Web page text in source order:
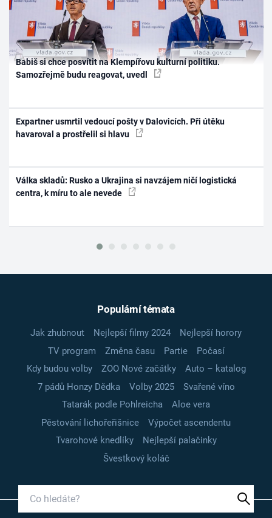
Babiš si chce posvítit na Klempířovu kulturní politiku.
Samozřejmě budu reagovat, uvedl
Expartner usmrtil vedoucí pošty v Dalovicích. Při útěku
havaroval a prostřelil si hlavu
Válka skladů: Rusko a Ukrajina si navzájem ničí logistická
centra, k míru to ale nevede
Populární témata
Jak zhubnout Nejlepší filmy 2024
Nejlepší horory
TV program
Změna času Partie
Počasí
Kdy budou volby
ZOO Nové začátky
Auto – katalog
7 pádů Honzy Dědka
Volby 2025
Svařené víno
Tatarák podle Pohlreicha
Aloe vera
Pěstování lichořeřišnice
Výpočet ascendentu
Tvarohové knedlíky
Nejlepší palačinky
Švestkový koláč